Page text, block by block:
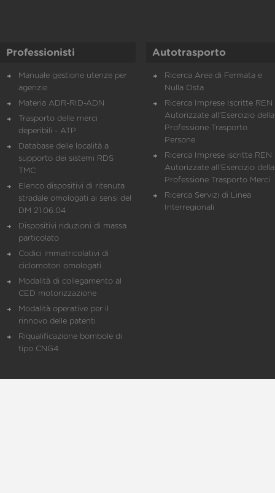
Professionisti
Manuale gestione utenze per
agenzie
Materia ADR-RID-ADN
Trasporto delle merci
deperibili - ATP
Database delle località a
supporto dei sistemi RDS
TMC
Elenco dispositivi di ritenuta
stradale omologati ai sensi del
DM 21.06.04
Dispositivi riduzioni di massa
particolato
Codici immatricolativi di
ciclomotori omologati
Modalità di collegamento al
CED motorizzazione
Modalità operative per il
rinnovo delle patenti
Riqualificazione bombole di
tipo CNG4
Autotrasporto
Ricerca Aree di Fermata e
Nulla Osta
Ricerca Imprese Iscritte REN
Autorizzate all'Esercizio della
Professione Trasporto
Persone
Ricerca Imprese iscritte REN
Autorizzate all'Esercizio della
Professione Trasporto Merci
Ricerca Servizi di Linea
Interregionali